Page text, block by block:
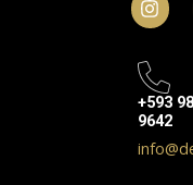
+593
9642